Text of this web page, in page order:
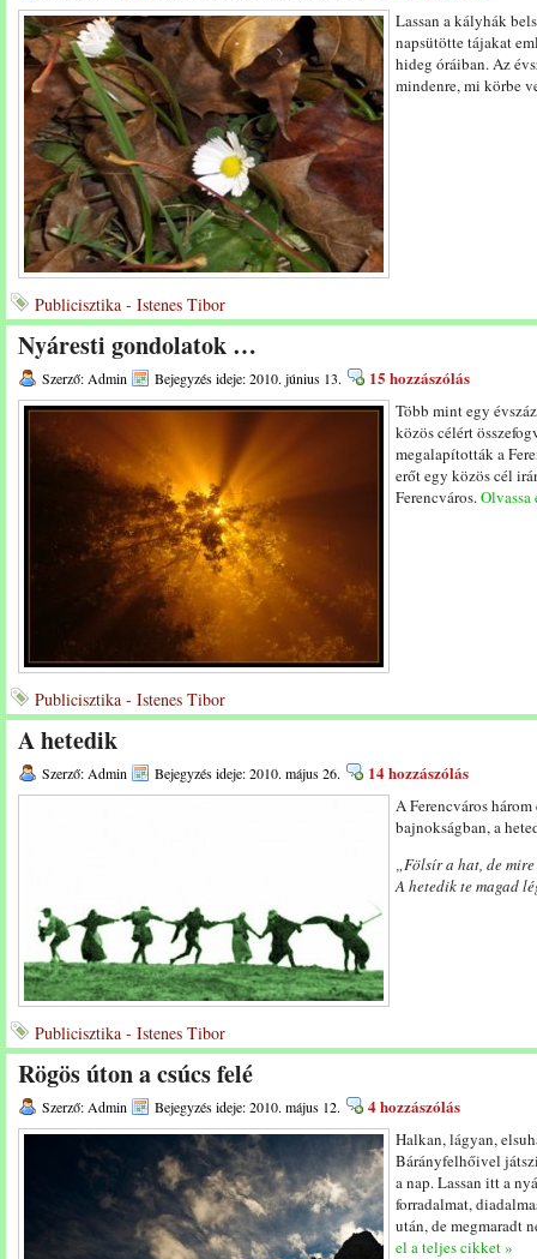
Lassan a kályhák
napsütötte tájakat
hideg óráiban. Az
mindenre, mi körbe
Publicisztika - Istenes Tibor
Nyáresti gondolatok …
Szerző: Admin Bejegyzés ideje: 2010. június 13. 15 hozzászólás
Több mint egy
közös célért
megalapították a
erőt egy közös cél
Ferencváros.
Publicisztika - Istenes Tibor
A hetedik
Szerző: Admin Bejegyzés ideje: 2010. május 26. 14 hozzászólás
A Ferencváros
bajnokságban, a
„Fölsír a hat, de mire
A hetedik te magad
Publicisztika - Istenes Tibor
Rögös úton a csúcs felé
Szerző: Admin Bejegyzés ideje: 2010. május 12. 4 hozzászólás
Halkan, lágyan,
Bárányfelhőivel
a nap. Lassan itt a
forradalmat,
után, de megmaradt
el a teljes cikket »